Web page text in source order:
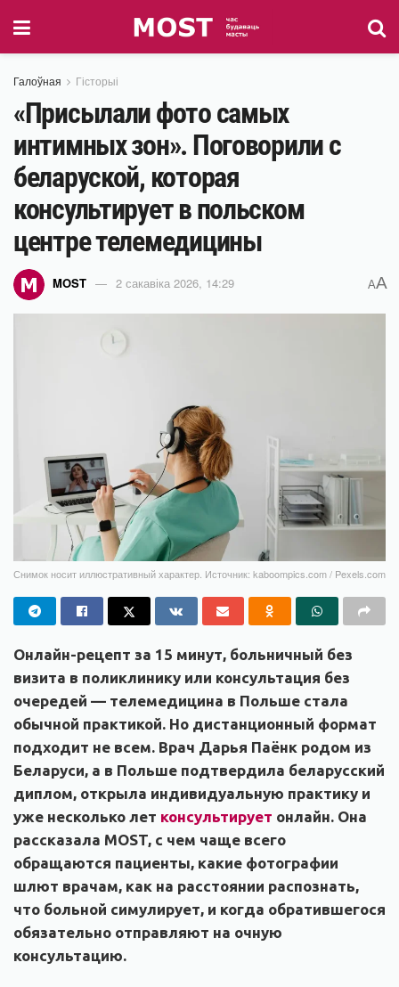
Галоўная Гісторыі
«Присылали фото самых
интимных зон». Поговорили с
беларуской, которая
консультирует в польском
центре телемедицины
MOST 2 сакавіка 2026, 14:29 AA
Снимок носит иллюстративный характер. Источник: kaboompics.com / Pexels.com
Онлайн-рецепт за 15 минут, больничный без
визита в поликлинику или консультация без
очередей — телемедицина в Польше стала
обычной практикой. Но дистанционный формат
подходит не всем. Врач Дарья Паёнк родом из
Беларуси, а в Польше подтвердила беларусский
диплом, открыла индивидуальную практику и
уже несколько лет консультирует онлайн. Она
рассказала MOST, с чем чаще всего
обращаются пациенты, какие фотографии
шлют врачам, как на расстоянии распознать,
что больной симулирует, и когда обратившегося
обязательно отправляют на очную
консультацию.